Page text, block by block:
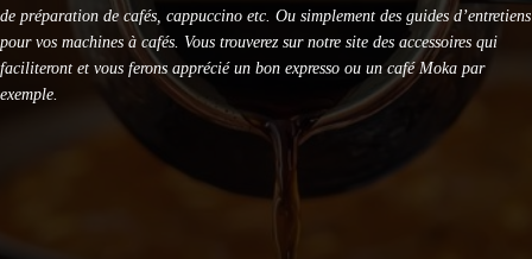
de préparation de cafés, cappuccino etc. Ou simplement des guides d’entretiens
pour vos machines à cafés. Vous trouverez sur notre site des accessoires qui
faciliteront et vous ferons apprécié un bon expresso ou un café Moka par
exemple.
DERNIERS ARTICLES
Le café est-il bon pour la santé ? La science répond